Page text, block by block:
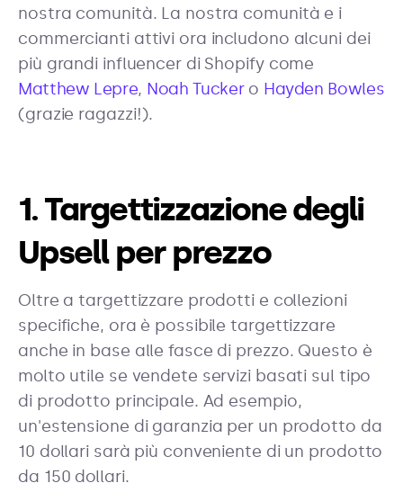
nostra comunità. La nostra comunità e i
commercianti attivi ora includono alcuni dei
più grandi influencer di Shopify come
Matthew Lepre, Noah Tuckero Hayden Bowles
(grazie ragazzi!).
1. Targettizzazione degli
Upsell per prezzo
Oltre a targettizzare prodotti e collezioni
specifiche, ora è possibile targettizzare
anche in base alle fasce di prezzo. Questo è
molto utile se vendete servizi basati sul tipo
di prodotto principale. Ad esempio,
un'estensione di garanzia per un prodotto da
10 dollari sarà più conveniente di un prodotto
da 150 dollari.